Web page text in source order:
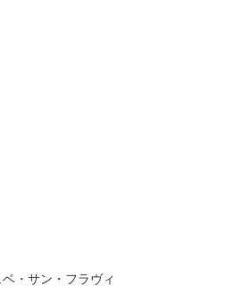
・サン・フラヴィ